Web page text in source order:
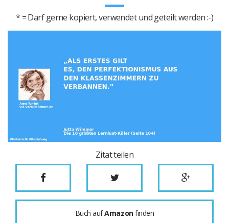
* = Darf gerne kopiert, verwendet und geteilt werden :-)
Zitat teilen
Buch aufAmazonfinden